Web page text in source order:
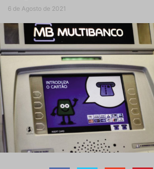
6 de Agosto de 2021